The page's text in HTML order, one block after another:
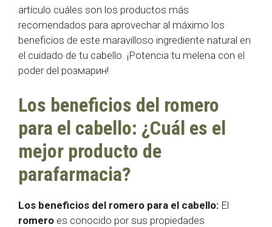
artículo cuáles son los productos más
recomendados para aprovechar al máximo los
beneficios de este maravilloso ingrediente natural en
el cuidado de tu cabello. ¡Potencia tu melena con el
poder del розмарин!
Los beneficios del romero
para el cabello: ¿Cuál es el
mejor producto de
parafarmacia?
Los beneficios del romero para el cabello: El
romero es conocido por sus propiedades